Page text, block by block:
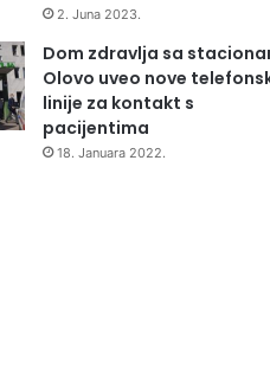
2. Juna 2023.
Dom zdravlja sa
Olovo uveo nove
linije za kontakt s
pacijentima
18. Januara 2022.